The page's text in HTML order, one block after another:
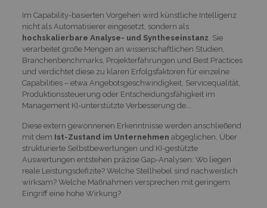
Im Capability-basierten Vorgehen wird künstliche Intelligenz
nicht als Automatisierer eingesetzt, sondern als
hochskalierbare Analyse- und Syntheseinstanz . Sie
verarbeitet große Mengen an wissenschaftlichen Studien,
Branchenbenchmarks, Projekterfahrungen und Best Practices
und verdichtet diese zu klaren Erfolgsfaktoren für einzelne
Capabilities – etwa Angebotsgeschwindigkeit, Servicequalität,
Produktionssteuerung oder Entscheidungsfähigkeit im
Management KI-unterstützte Verbesserung de….
Diese extern gewonnenen Erkenntnisse werden anschließend
mit dem Ist-Zustand im Unternehmen abgeglichen. Über
strukturierte Selbstbewertungen und KI-gestützte
Auswertungen entstehen präzise Gap-Analysen: Wo liegen
reale Leistungsdefizite? Welche Stellhebel sind nachweislich
wirksam? Welche Maßnahmen versprechen mit geringem
Eingriff eine hohe Wirkung?